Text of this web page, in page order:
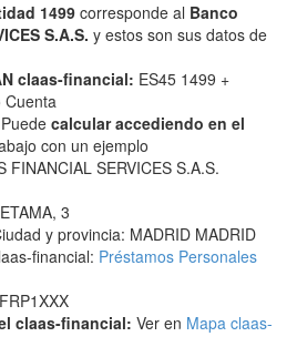
1499corresponde al Banco
S.A.S. y estos son sus datos de
claas-financial: ES45 1499 +
Cuenta
calcular accediendo en el
con un ejemplo
SERVICES S.A.S.
3
y provincia: MADRID MADRID
financial: Préstamos Personales
claas-financial: Ver en Mapa claas-